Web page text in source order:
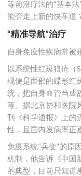
等前沿疗法的“基本
能否走上新的快车道
“精准导航”治疗
自身免疫性疾病常被
以系统性红斑狼疮（
现便是面部的蝶形红
统，把自身血管当成
等。据北京协和医院
刊《科学通报》上的
性，且国内发病率正
免疫系统“兵变”的原
机制，他告诉《中国
的典型，目前只知道